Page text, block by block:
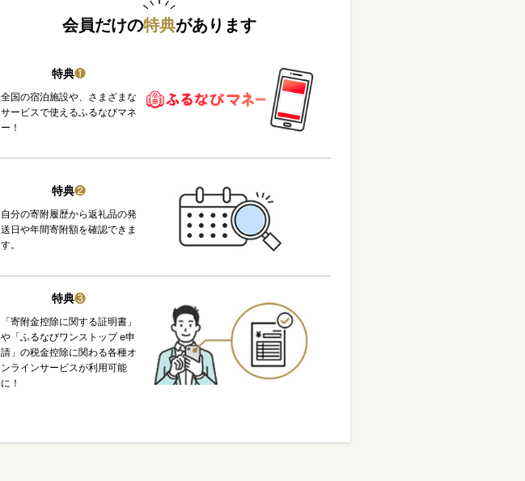
会員だけの特典があります
特典❶
全国の宿泊施設や、さまざまな
サービスで使えるふるなびマネ
ー！
特典❷
自分の寄附履歴から返礼品の発
送日や年間寄附額を確認できま
す。
特典❸
「寄附金控除に関する証明書」
や「ふるなびワンストップ e申
請」の税金控除に関わる各種オ
ンラインサービスが利用可能
に！